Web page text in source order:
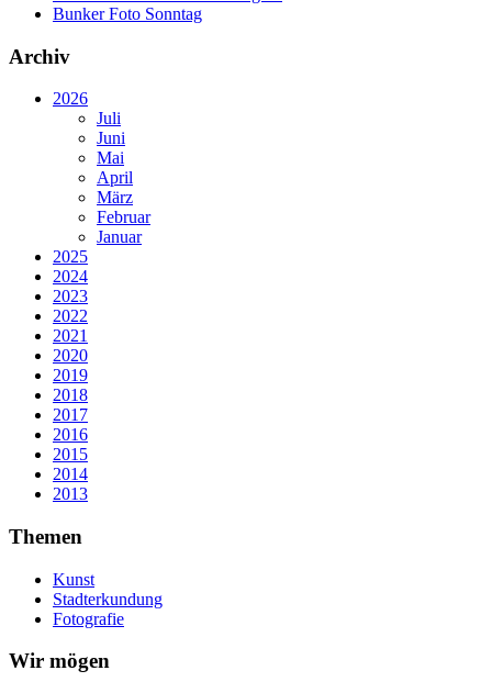
Bunker Foto Sonntag
Archiv
2026
Juli
Juni
Mai
April
März
Februar
Januar
2025
2024
2023
2022
2021
2020
2019
2018
2017
2016
2015
2014
2013
Themen
Kunst
Stadterkundung
Fotografie
Wir mögen